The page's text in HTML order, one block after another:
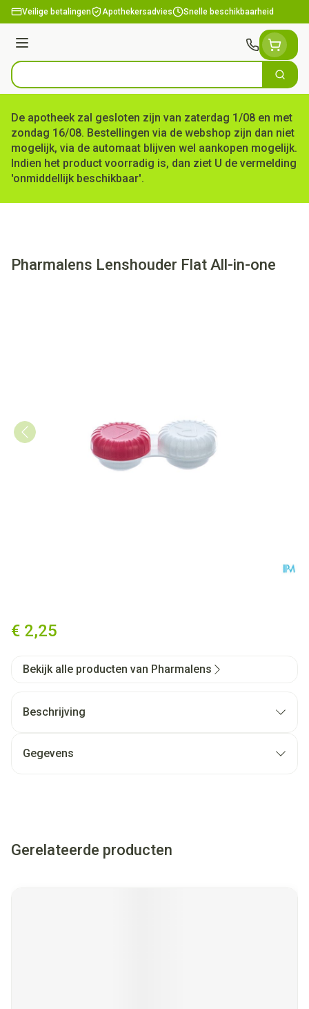
Ga naar de inhoud
Veilige betalingen Apothekersadvies Snelle beschikbaarheid
Menu
Product, merk, categorie... Zoek
De apotheek zal gesloten zijn van zaterdag 1/08 en met
zondag 16/08. Bestellingen via de webshop zijn dan niet
mogelijk, via de automaat blijven wel aankopen mogelijk.
Indien het product voorradig is, dan ziet U de vermelding
'onmiddellijk beschikbaar'.
Pharmalens Lenshouder Flat All-in-one
€ 2,25
Bekijk alle producten van Pharmalens
Beschrijving
Gegevens
Gerelateerde producten